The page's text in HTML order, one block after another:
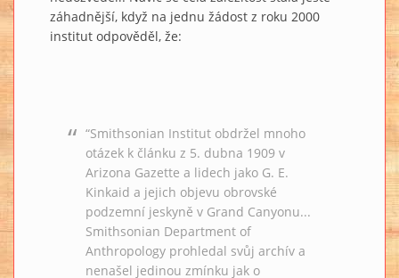
záhadnější, když na jednu žádost z roku 2000
institut odpověděl, že:
“Smithsonian Institut obdržel mnoho
otázek k článku z 5. dubna 1909 v
Arizona Gazette a lidech jako G. E.
Kinkaid a jejich objevu obrovské
podzemní jeskyně v Grand Canyonu...
Smithsonian Department of
Anthropology prohledal svůj archív a
nenašel jedinou zmínku jak o